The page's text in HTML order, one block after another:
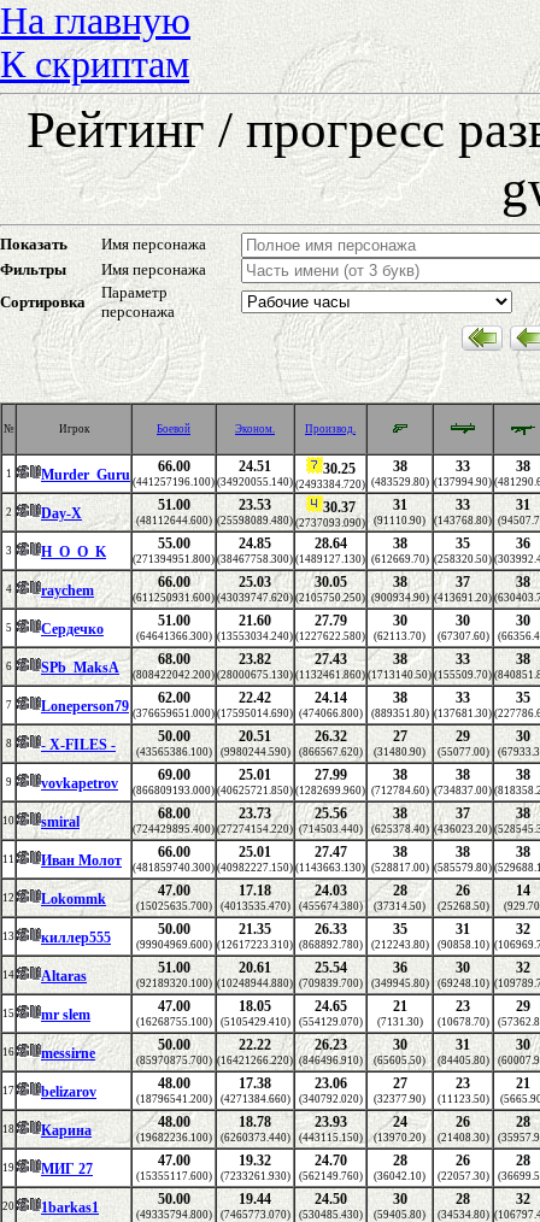
На главную
К скриптам
Рейтинг / прогресс
Показать
Имя персонажа
Фильтры
Имя персонажа
Сортировка
Параметр
персонажа
№ Игрок Боевой Эконом. Производ.
1 Murder_Guru 66.00
(441257196.100)
24.51
(34920055.140)
30.25
(2493384.720)
38
(483529.80)
33
(137994.90)
38
2 Day-X 51.00
(48112644.600)
23.53
(25598089.480)
30.37
(2737093.090)
31
(91110.90)
33
(143768.80)
31
3 H_O_O_K 55.00
(271394951.800)
24.85
(38467758.300)
28.64
(1489127.130)
38
(612669.70)
35
(258320.50)
36
4 raychem 66.00
(611250931.600)
25.03
(43039747.620)
30.05
(2105750.250)
38
(900934.90)
37
(413691.20)
38
5 Сердечко 51.00
(64641366.300)
21.60
(13553034.240)
27.79
(1227622.580)
30
(62113.70)
30
(67307.60)
30
6 SPb_MaksA 68.00
(808422042.200)
23.82
(28000675.130)
27.43
(1132461.860)
38
(1713140.50)
33
(155509.70)
38
7 Loneperson79 62.00
(376659651.000)
22.42
(17595014.690)
24.14
(474066.800)
38
(889351.80)
33
(137681.30)
35
8 - X-FILES - 50.00
(43565386.100)
20.51
(9980244.590)
26.32
(866567.620)
27
(31480.90)
29
(55077.00)
30
9 vovkapetrov 69.00
(866809193.000)
25.01
(40625721.850)
27.99
(1282699.960)
38
(712784.60)
38
(734837.00)
38
10 smiral 68.00
(724429895.400)
23.73
(27274154.220)
25.56
(714503.440)
38
(625378.40)
37
(436023.20)
38
11 Иван Молот 66.00
(481859740.300)
25.01
(40982227.150)
27.47
(1143663.130)
38
(528817.00)
38
(585579.80)
38
12 Lokommk 47.00
(15025635.700)
17.18
(4013535.470)
24.03
(455674.380)
28
(37314.50)
26
(25268.50)
14
13 киллер555 50.00
(99904969.600)
21.35
(12617223.310)
26.33
(868892.780)
35
(212243.80)
31
(90858.10)
32
14 Altaras 51.00
(92189320.100)
20.61
(10248944.880)
25.54
(709839.700)
36
(349945.80)
30
(69248.10)
32
15 mr slem 47.00
(16268755.100)
18.05
(5105429.410)
24.65
(554129.070)
21
(7131.30)
23
(10678.70)
29
16 messirne 50.00
(85970875.700)
22.22
(16421266.220)
26.23
(846496.910)
30
(65605.50)
31
(84405.80)
30
17 belizarov 48.00
(18796541.200)
17.38
(4271384.660)
23.06
(340792.020)
27
(32377.90)
23
(11123.50)
21
18 Карина 48.00
(19682236.100)
18.78
(6260373.440)
23.93
(443115.150)
24
(13970.20)
26
(21408.30)
28
19 МИГ 27 47.00
(15355117.600)
19.32
(7233261.930)
24.70
(562149.760)
28
(36042.10)
26
(22057.30)
28
20 1barkas1 50.00
(49335794.800)
19.44
(7465773.070)
24.50
(530485.430)
30
(59405.80)
28
(34534.80)
32